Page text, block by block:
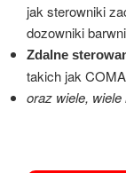
jak sterowniki
dozowniki
Zdalne
takich jak
oraz wiele,